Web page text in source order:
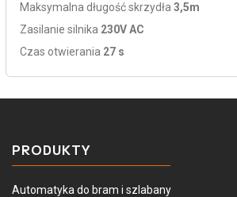
Maksymalna długość skrzydła 3,5m
Zasilanie silnika 230V AC
Czas otwierania 27 s
PRODUKTY
Automatyka do bram i szlabany